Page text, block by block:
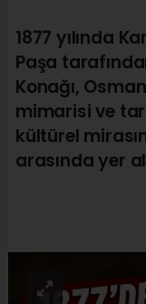
1877 yılında
Paşa
Konağı,
mimarisi ve
kültürel
arasında yer